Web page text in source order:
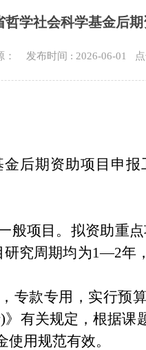
哲学社会科学基金后
： 发布时间 : 2026-06-01 点
后期资助项目申
般项目。拟资助重
研究周期均为1—2年
专款专用，实行预
有关规定，根据课
用规范有效。